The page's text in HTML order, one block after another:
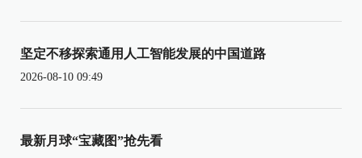
坚定不移探索通用人工智能发展的中国道路
2026-08-10 09:49
最新月球“宝藏图”抢先看